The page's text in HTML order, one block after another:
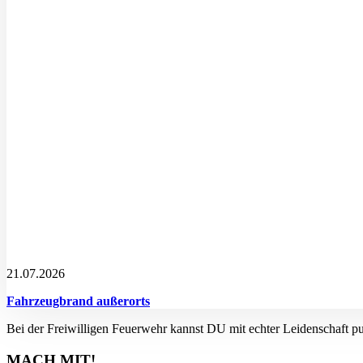
21.07.2026
Fahrzeugbrand außerorts
Bei der Freiwilligen Feuerwehr kannst DU mit echter Leidenschaft